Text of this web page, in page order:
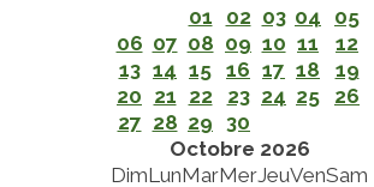
01
02 03 04
05
06 07 08 09 10 11
12
13 14 15 16 17 18
19
20 21 22 23 24 25
26
27 28 29 30
Octobre 2026
DimLunMarMerJeuVenSam